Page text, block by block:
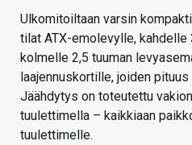
Ulkomitoiltaan varsin
tilat ATX-emolevylle, kahdelle
kolmelle 2,5 tuuman
laajennuskortille, joiden
Jäähdytys on toteutettu
tuulettimella – kaikkiaan
tuulettimelle.